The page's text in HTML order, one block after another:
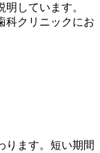
しています。
科クリニックにお
ります。短い期間